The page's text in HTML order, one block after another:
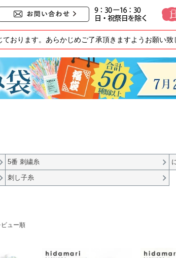
おります。あらかじめご了承頂きますようお願い
5番 刺繍糸
刺し子糸
ビュー順